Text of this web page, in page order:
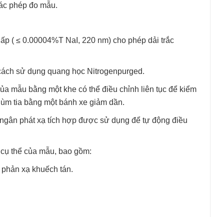
phép đo mẫu.
( ≤ 0.00004%T NaI, 220 nm) cho phép dải trắc
sử dụng quang học Nitrogenpurged.
mẫu bằng một khe có thể điều chỉnh liên tục để kiểm
tia bằng một bánh xe giảm dần.
phát xạ tích hợp được sử dụng để tự động điều
thể của mẫu, bao gồm:
xạ khuếch tán.